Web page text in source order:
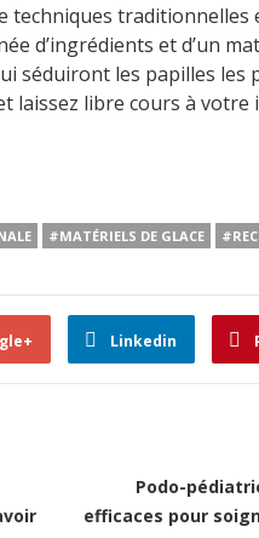
techniques traditionnelles
d’ingrédients et d’un
séduiront les papilles les
laissez libre cours à votre
#MATÉRIELS DE GLACE
Linkedin
Podo-
efficaces pour